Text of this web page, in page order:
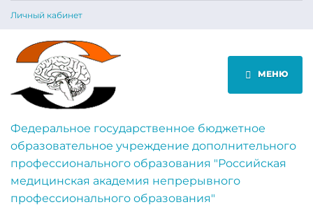
Личный кабинет
МЕНЮ
Федеральное государственное бюджетное
образовательное учреждение дополнительного
профессионального образования "Российская
медицинская академия непрерывного
профессионального образования"